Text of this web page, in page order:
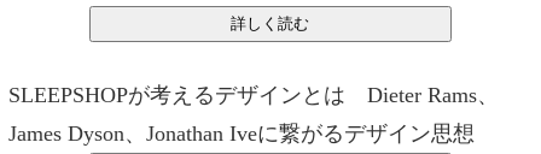
SLEEPSHOPが考えるデザインとは Dieter Rams、
James Dyson、Jonathan Iveに繋がるデザイン思想